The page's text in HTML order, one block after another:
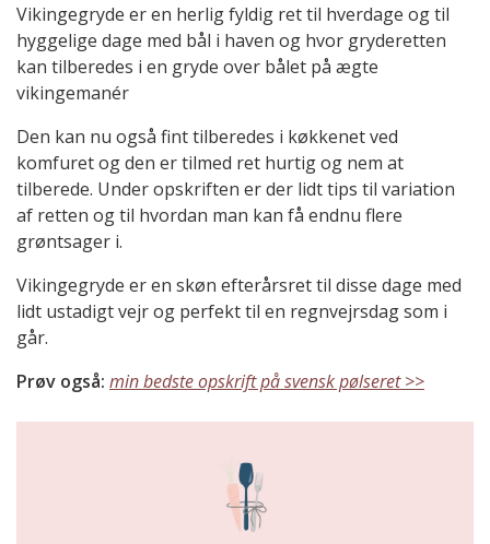
Vikingegryde er en herlig fyldig ret til hverdage og til
hyggelige dage med bål i haven og hvor gryderetten
kan tilberedes i en gryde over bålet på ægte
vikingemanér
Den kan nu også fint tilberedes i køkkenet ved
komfuret og den er tilmed ret hurtig og nem at
tilberede. Under opskriften er der lidt tips til variation
af retten og til hvordan man kan få endnu flere
grøntsager i.
Vikingegryde er en skøn efterårsret til disse dage med
lidt ustadigt vejr og perfekt til en regnvejrsdag som i
går.
Prøv også: min bedste opskrift på svensk pølseret >>